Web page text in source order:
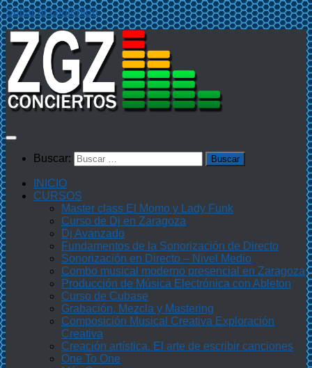
Saltar al contenido
Buscar:
INICIO
CURSOS
Master class El Momo y Lady Funk
Curso de Dj en Zaragoza
Dj Avanzado
Fundamentos de la Sonorización de Directo
Sonorización en Directo – Nivel Medio
Combo musical moderno presencial en Zaragoza
Producción de Música Electrónica con Ableton
Curso de Cubase
Grabación, Mezcla y Mastering
Composición Musical Creativa Exploración
Creativa
Creación artística. El arte de escribir canciones
One To One